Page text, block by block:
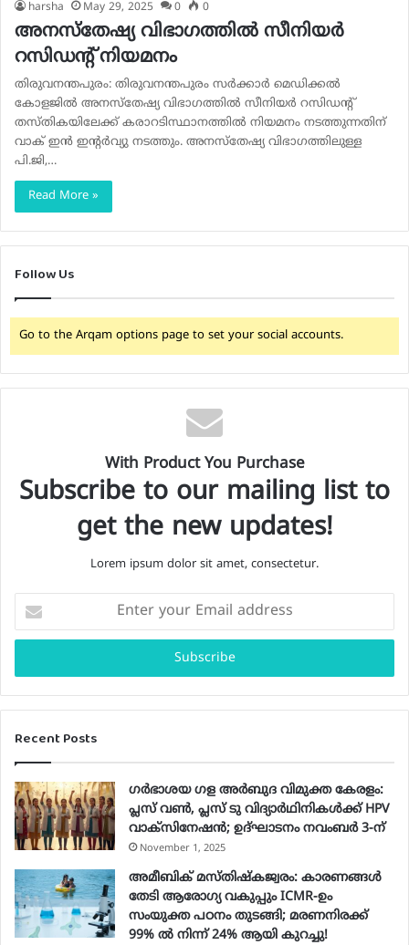
harsha May 29, 2025 0 0
അനസ്തേഷ്യ വിഭാഗത്തിൽ സീനിയർ
റസിഡന്റ് നിയമനം
തിരുവനന്തപുരം: തിരുവനന്തപുരം സർക്കാർ മെഡിക്കൽ
കോളജിൽ അനസ്തേഷ്യ വിഭാഗത്തിൽ സീനിയർ റസിഡന്റ്
തസ്തികയിലേക്ക് കരാറടിസ്ഥാനത്തിൽ നിയമനം നടത്തുന്നതിന്
വാക് ഇൻ ഇന്റർവ്യു നടത്തും. അനസ്തേഷ്യ വിഭാഗത്തിലുള്ള
പി.ജി,…
Read More »
Follow Us
Go to the Arqam options page to set your social accounts.
With Product You Purchase
Subscribe to our mailing list to
get the new updates!
Lorem ipsum dolor sit amet, consectetur.
t
r
y
u
m
a
i
l
a
d
d
r
Recent Posts
ഗർഭാശയ ഗള അർബുദ വിമുക്ത കേരളം:
പ്ലസ് വൺ, പ്ലസ് ടു വിദ്യാർഥിനികൾക്ക് HPV
വാക്‌സിനേഷൻ; ഉദ്ഘാടനം നവംബർ 3-ന്
November 1, 2025
അമീബിക് മസ്തിഷ്കജ്വരം: കാരണങ്ങൾ
തേടി ആരോഗ്യ വകുപ്പും ICMR-ഉം
സംയുക്ത പഠനം തുടങ്ങി; മരണനിരക്ക്
99% ൽ നിന്ന് 24% ആയി കുറച്ചു!